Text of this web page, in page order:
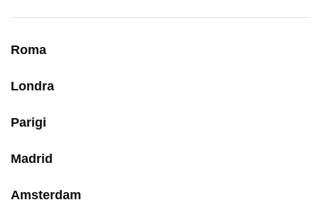
Roma
Londra
Parigi
Madrid
Amsterdam